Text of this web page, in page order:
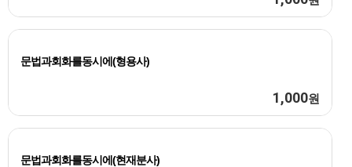
문법과회화를동시에(형용사)
1,000원
문법과회화를동시에(현재분사)